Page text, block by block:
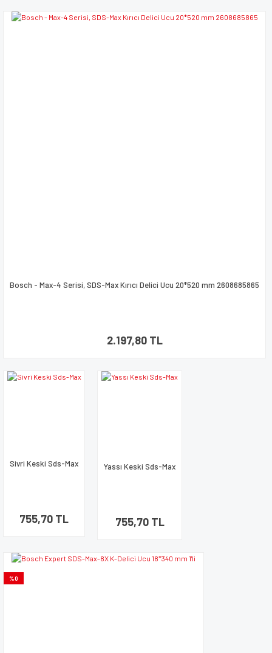
Bosch - Max-4 Serisi, SDS-Max Kırıcı Delici Ucu 20*520 mm 2608685865
2.197,80 TL
Sivri Keski Sds-Max
755,70 TL
Yassı Keski Sds-Max
755,70 TL
%0